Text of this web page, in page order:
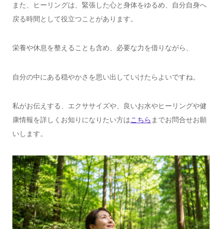
また、ヒーリングは、緊張した心と身体をゆるめ、自分自身へ
戻る時間として役立つことがあります。
栄養や休息を整えることも含め、必要な力を借りながら、
自分の中にある穏やかさを思い出していけたらよいですね。
私がお伝えする、エクササイズや、良いお水やヒーリングや健
康情報を詳しくお知りになりたい方はこちら までお問合せお願
いします。